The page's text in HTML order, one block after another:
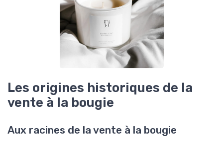
Les origines historiques de la
vente à la bougie
Aux racines de la vente à la bougie